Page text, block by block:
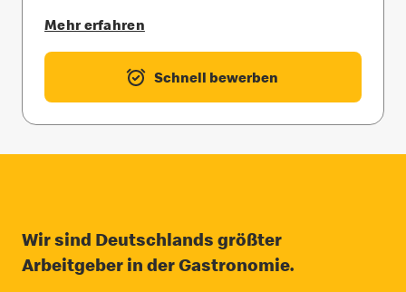
Mehr erfahren
Schnell bewerben
Wir sind Deutschlands größter
Arbeitgeber in der Gastronomie.